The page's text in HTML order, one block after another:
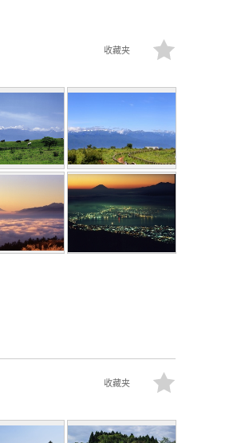
收藏夹
收藏夹